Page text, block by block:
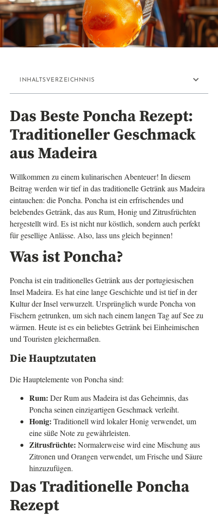
INHALTSVERZEICHNNIS
Das Beste Poncha Rezept:
Traditioneller Geschmack
aus Madeira
Willkommen zu einem kulinarischen Abenteuer! In diesem
Beitrag werden wir tief in das traditionelle Getränk aus Madeira
eintauchen: die Poncha. Poncha ist ein erfrischendes und
belebendes Getränk, das aus Rum, Honig und Zitrusfrüchten
hergestellt wird. Es ist nicht nur köstlich, sondern auch perfekt
für gesellige Anlässe. Also, lass uns gleich beginnen!
Was ist Poncha?
Poncha ist ein traditionelles Getränk aus der portugiesischen
Insel Madeira. Es hat eine lange Geschichte und ist tief in der
Kultur der Insel verwurzelt. Ursprünglich wurde Poncha von
Fischern getrunken, um sich nach einem langen Tag auf See zu
wärmen. Heute ist es ein beliebtes Getränk bei Einheimischen
und Touristen gleichermaßen.
Die Hauptzutaten
Die Hauptelemente von Poncha sind:
Rum: Der Rum aus Madeira ist das Geheimnis, das
Poncha seinen einzigartigen Geschmack verleiht.
Honig: Traditionell wird lokaler Honig verwendet, um
eine süße Note zu gewährleisten.
Zitrusfrüchte: Normalerweise wird eine Mischung aus
Zitronen und Orangen verwendet, um Frische und Säure
hinzuzufügen.
Das Traditionelle Poncha
Rezept